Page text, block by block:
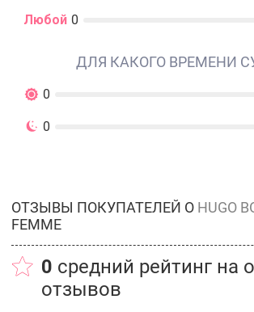
Любой 0
ДЛЯ КАКОГО ВРЕМЕНИ
0
0
ОТЗЫВЫ ПОКУПАТЕЛЕЙ О HUGO
FEMME
0 средний рейтинг на
отзывов